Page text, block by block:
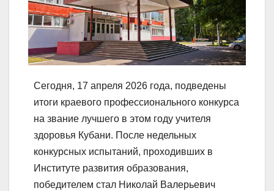
Сегодня, 17 апреля 2026 года, подведены
итоги краевого профессионального конкурса
на звание лучшего в этом году учителя
здоровья Кубани. После недельных
конкурсных испытаний, проходивших в
Институте развития образования,
победителем стал Николай Валерьевич